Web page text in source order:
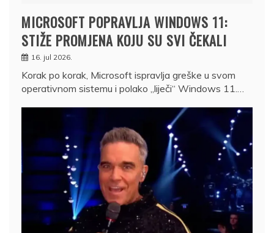
MICROSOFT POPRAVLJA WINDOWS 11:
STIŽE PROMJENA KOJU SU SVI ČEKALI
16. jul 2026.
Korak po korak, Microsoft ispravlja greške u svom
operativnom sistemu i polako „liječi“ Windows 11.…